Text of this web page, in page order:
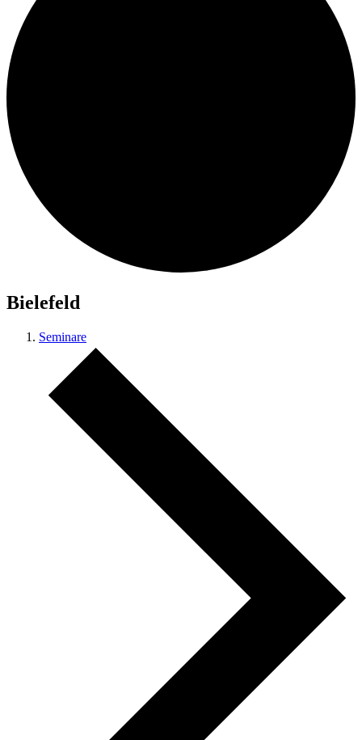
Bielefeld
Seminare